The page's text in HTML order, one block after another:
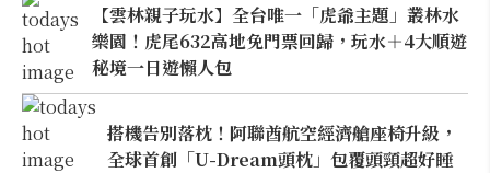
【雲林親子玩水】全台唯一「虎爺主題」叢林水
樂園！虎尾632高地免門票回歸，玩水＋4大順遊
秘境一日遊懶人包
搭機告別落枕！阿聯酋航空經濟艙座椅升級，
全球首創「U-Dream頭枕」包覆頭頸超好睡